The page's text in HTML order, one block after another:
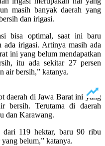
masih banyak daerah yang
dan irigasi.
bisa optimal, saat ini baru
ada irigasi. Artinya masih ada
ini yang belum mendapatkan
itu ada sekitar 27 persen
air bersih,” katanya.
daerah di Jawa Barat ini yang
bersih. Terutama di daerah
dan Karawang.
dari 119 hektar, baru 90 ribu
belum,” katanya.